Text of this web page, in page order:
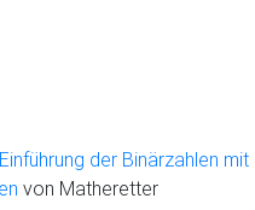
der Binärzahlen
von Matheretter